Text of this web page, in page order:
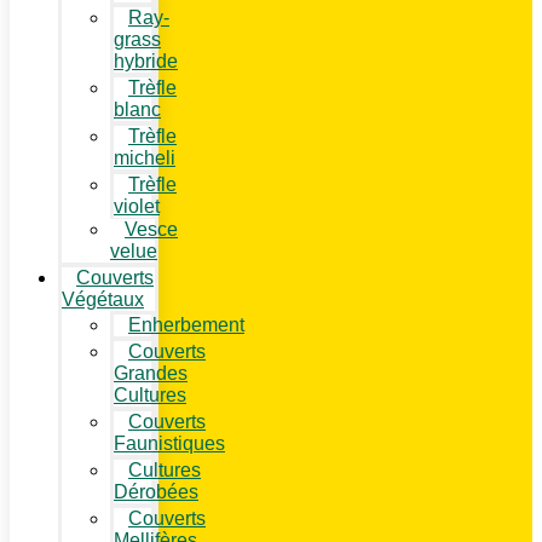
Ray-
grass
hybride
Trèfle
blanc
Trèfle
micheli
Trèfle
violet
Vesce
velue
Couverts
Végétaux
Enherbement
Couverts
Grandes
Cultures
Couverts
Faunistiques
Cultures
Dérobées
Couverts